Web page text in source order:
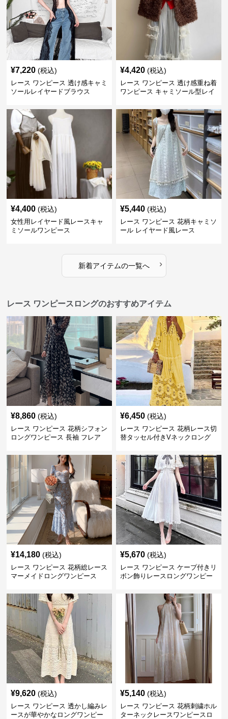
¥7,220 (税込)
レース ワンピース 透け感キャミ
ソールレイヤードブラウス
¥4,420 (税込)
レース ワンピース 透け感重ね着
ワンピース キャミソール型レイ
¥4,400 (税込)
女性用レイヤード風レースキャ
ミソールワンピース
¥5,440 (税込)
レース ワンピース 花柄キャミソ
ール レイヤード風レース
新着アイテムの一覧へ ›
レース ワンピースロングのおすすめアイテム
¥8,860 (税込)
レース ワンピース 花柄シフォン
ロングワンピース 長袖 フレア
¥6,450 (税込)
レース ワンピース 花柄レース切
替タッセル付きVネックロング
¥14,180 (税込)
レース ワンピース 花柄総レース
マーメイドロングワンピース
¥5,670 (税込)
レース ワンピース ケープ付きリ
ボン飾りレースロングワンピー
¥9,620 (税込)
レース ワンピース 透かし編みレ
ースが華やかなロングワンピー
¥5,140 (税込)
レース ワンピース 花柄刺繍ホル
ターネックレースワンピースロ